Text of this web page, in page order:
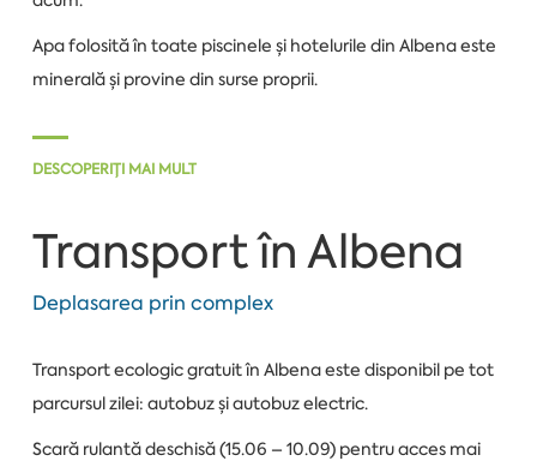
Apa folosită în toate piscinele și hotelurile din Albena este
minerală și provine din surse proprii.
DESCOPERIȚI MAI MULT
Transport în Albena
Deplasarea prin complex
Transport ecologic gratuit în Albena este disponibil pe tot
parcursul zilei: autobuz și autobuz electric.
Scară rulantă deschisă (15.06 – 10.09) pentru acces mai